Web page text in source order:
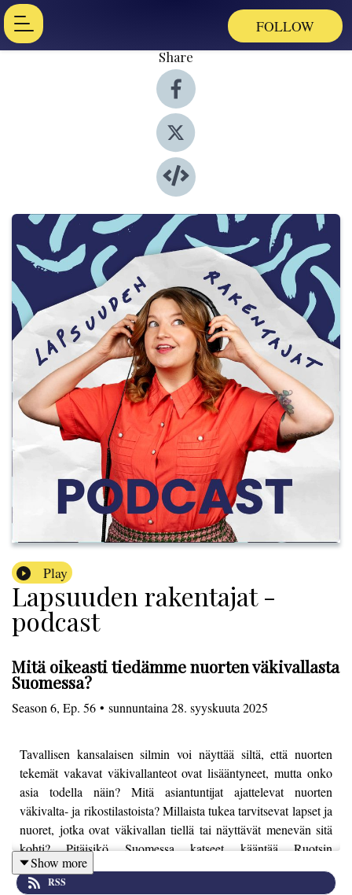
FOLLOW
Share
Play
Lapsuuden rakentajat -
podcast
Mitä oikeasti tiedämme nuorten väkivallasta
Suomessa?
Season 6, Ep. 56 • sunnuntaina 28. syyskuuta 2025
Tavallisen kansalaisen silmin voi näyttää siltä, että nuorten
tekemät vakavat väkivallanteot ovat lisääntyneet, mutta onko
asia todella näin? Mitä asiantuntijat ajattelevat nuorten
väkivalta- ja rikostilastoista? Millaista tukea tarvitsevat lapset ja
nuoret, jotka ovat väkivallan tiellä tai näyttävät menevän sitä
kohti? Pitäisikö Suomessa katseet kääntää Ruotsin
jengirikollisuudesta kohti Viron lapsiystävällistä
rikosprosessia?
Show more
RSS